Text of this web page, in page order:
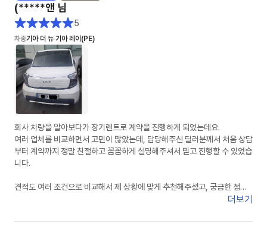
(*****앤 님
5
차종기아 더 뉴 기아 레이(PE)
회사 차량을 알아보다가 장기렌트로 계약을 진행하게 되었는데요.
여러 업체를 비교하면서 고민이 많았는데, 담당해주신 딜러분께서 처음 상담
부터 계약까지 정말 친절하고 꼼꼼하게 설명해주셔서 믿고 진행할 수 있었습
니다.
견적도 여러 조건으로 비교해서 제 상황에 맞게 추천해주셨고, 궁금한 점을
문의할 때마다 빠르게 답변해주셔서 진행 과정이 굉장히 편했습니다.
좋았습니다.
더보기